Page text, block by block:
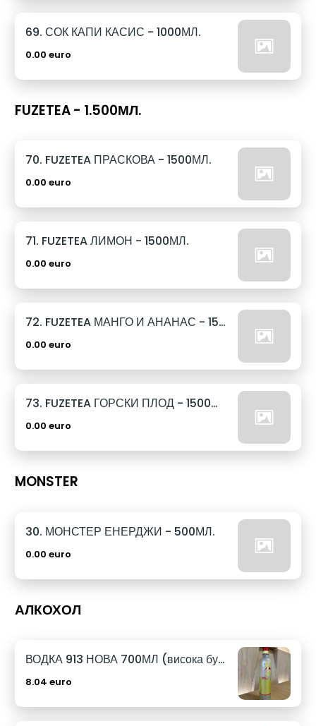
69. СОК КАПИ КАСИС - 1000МЛ.
0.00 euro
FUZETEA - 1.500МЛ.
70. FUZETEA ПРАСКОВА - 1500МЛ.
0.00 euro
71. FUZETEA ЛИМОН - 1500МЛ.
0.00 euro
72. FUZETEA МАНГО И АНАНАС - 1500МЛ.
0.00 euro
73. FUZETEA ГОРСКИ ПЛОД - 1500МЛ.
0.00 euro
MONSTER
30. МОНСТЕР ЕНЕРДЖИ - 500МЛ.
0.00 euro
АЛКОХОЛ
ВОДКА 913 НОВА 700МЛ (висока бутилка)
8.04 euro